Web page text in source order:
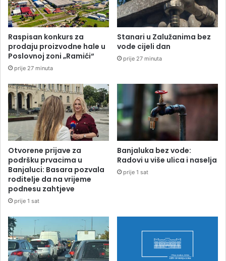
Raspisan konkurs za
prodaju proizvodne hale u
Poslovnoj zoni „Ramići“
prije 27 minuta
Stanari u Zalužanima bez
vode cijeli dan
prije 27 minuta
Otvorene prijave za
podršku prvacima u
Banjaluci: Basara pozvala
roditelje da na vrijeme
podnesu zahtjeve
prije 1 sat
Banjaluka bez vode:
Radovi u više ulica i naselja
prije 1 sat